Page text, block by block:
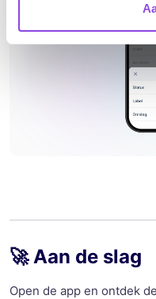
🚀 Aan de slag
Open de app en ontdek